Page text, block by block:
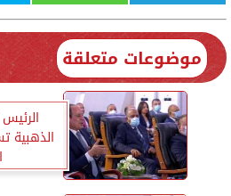
موضوعات متعلقة
الذهبية